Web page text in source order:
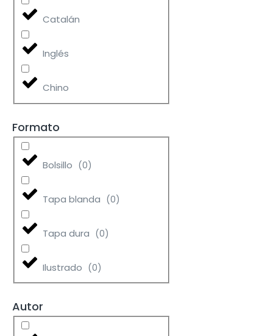
Catalán
Inglés
Chino
Formato
Bolsillo (0)
Tapa blanda (0)
Tapa dura (0)
Ilustrado (0)
Autor